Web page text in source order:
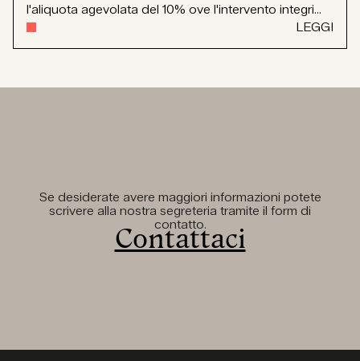
l'aliquota agevolata del 10% ove l'intervento integri...
LEGGI
Se desiderate avere maggiori informazioni potete
scrivere alla nostra segreteria tramite il form di
contatto.
Contattaci